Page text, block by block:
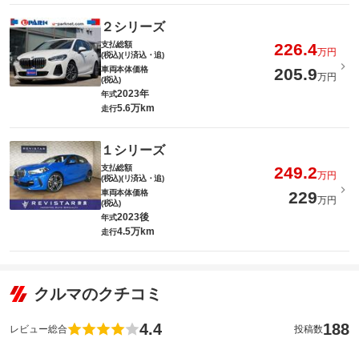
２シリーズ
支払総額
(税込)(リ済込・追)
226.4万円
車両本体価格
(税込)
205.9万円
年式2023年
走行5.6万km
１シリーズ
支払総額
(税込)(リ済込・追)
249.2万円
車両本体価格
(税込)
229万円
年式2023後
走行4.5万km
クルマのクチコミ
レビュー総合 4.4 投稿数188